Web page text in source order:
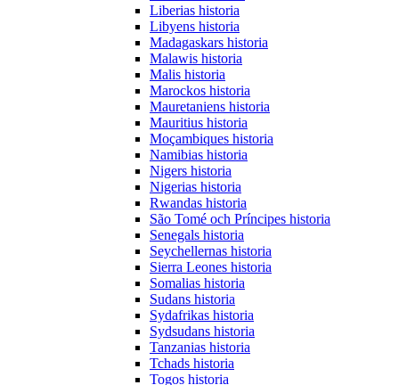
Liberias historia
Libyens historia
Madagaskars historia
Malawis historia
Malis historia
Marockos historia
Mauretaniens historia
Mauritius historia
Moçambiques historia
Namibias historia
Nigers historia
Nigerias historia
Rwandas historia
São Tomé och Príncipes historia
Senegals historia
Seychellernas historia
Sierra Leones historia
Somalias historia
Sudans historia
Sydafrikas historia
Sydsudans historia
Tanzanias historia
Tchads historia
Togos historia